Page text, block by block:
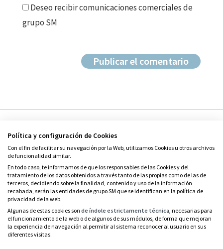
Deseo recibir comunicaciones comerciales de
grupo SM
© Grupo SM
Condiciones de uso
Política de privacidad
Política de cookies
Política y configuración de Cookies
Con el fin de facilitar su navegación por la Web, utilizamos Cookies u otros archivos
de funcionalidad similar.
En todo caso, te informamos de que los responsables de las Cookies y del
tratamiento de los datos obtenidos a través tanto de las propias como de las de
terceros, decidiendo sobre la finalidad, contenido y uso de la información
recabada, serán las entidades de grupo SM que se identifican en la política de
privacidad de la web.
Algunas de estas cookies son de índole estrictamente técnica, necesarias para
el funcionamiento de la web o de algunos de sus módulos, de forma que mejoran
la experiencia de navegación al permitir al sistema reconocer al usuario en sus
diferentes visitas.